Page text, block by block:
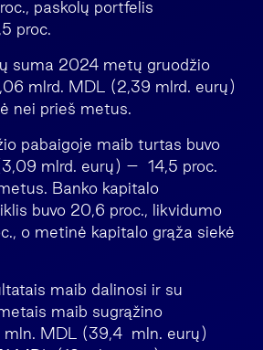
paskolų portfelis
proc.
suma 2024 metų gruodžio
mlrd. MDL (2,39 mlrd. eurų)
nei prieš metus.
pabaigoje maib turtas buvo
mlrd. eurų) – 14,5 proc.
Banko kapitalo
buvo 20,6 proc., likvidumo
o metinė kapitalo grąža siekė
maib dalinosi ir su
maib sugrąžino
mln. MDL (39,4 mln. eurų)